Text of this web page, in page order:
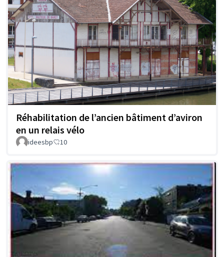
Réhabilitation de l’ancien bâtiment d’aviron
en un relais vélo
ideesbp 10